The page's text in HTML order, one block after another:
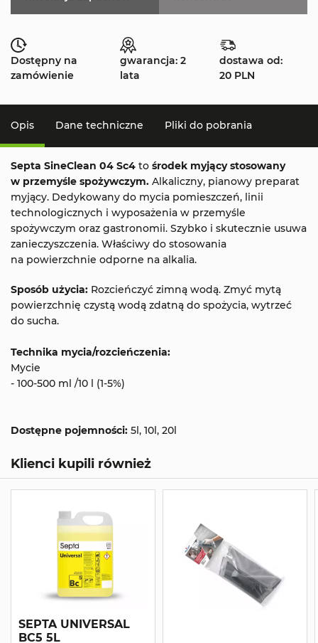
Dostępny na
zamówienie
gwarancja: 2
lata
dostawa od:
20 PLN
Opis Dane techniczne Pliki do pobrania
Septa SineClean 04 Sc4 to środek myjący stosowany
w przemyśle spożywczym. Alkaliczny, pianowy preparat
myjący. Dedykowany do mycia pomieszczeń, linii
technologicznych i wyposażenia w przemyśle
spożywczym oraz gastronomii. Szybko i skutecznie usuwa
zanieczyszczenia. Właściwy do stosowania
na powierzchnie odporne na alkalia.
Sposób użycia: Rozcieńczyć zimną wodą. Zmyć mytą
powierzchnię czystą wodą zdatną do spożycia, wytrzeć
do sucha.
Technika mycia/rozcieńczenia:
Mycie
- 100-500 ml /10 l (1-5%)
Dostępne pojemności: 5l, 10l, 20l
Klienci kupili również
SEPTA UNIVERSAL
BC5 5L